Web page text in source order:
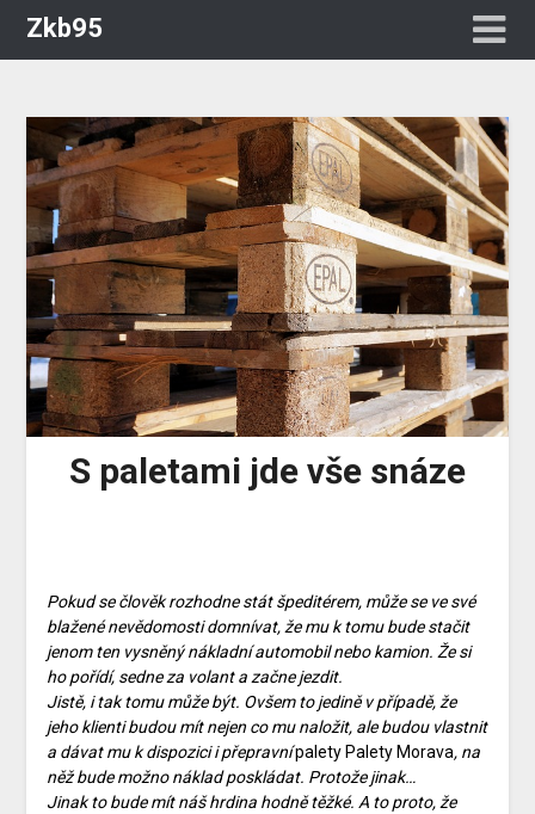
Zkb95
S paletami jde vše snáze
Pokud se člověk rozhodne stát špeditérem, může se ve své
blažené nevědomosti domnívat, že mu k tomu bude stačit
jenom ten vysněný nákladní automobil nebo kamion. Že si
ho pořídí, sedne za volant a začne jezdit.
Jistě, i tak tomu může být. Ovšem to jedině v případě, že
jeho klienti budou mít nejen co mu naložit, ale budou vlastnit
a dávat mu k dispozici i přepravnípalety Palety Morava, na
něž bude možno náklad poskládat. Protože jinak…
Jinak to bude mít náš hrdina hodně těžké. A to proto, že